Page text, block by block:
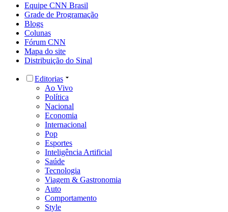
Equipe CNN Brasil
Grade de Programação
Blogs
Colunas
Fórum CNN
Mapa do site
Distribuição do Sinal
Editorias
Ao Vivo
Política
Nacional
Economia
Internacional
Pop
Esportes
Inteligência Artificial
Saúde
Tecnologia
Viagem & Gastronomia
Auto
Comportamento
Style